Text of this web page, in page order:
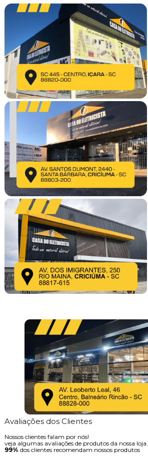
Avaliações dos Clientes
Nossos clientes falam por nós!
veja algumas avaliações de produtos da nossa loja.
99% dos clientes recomendam nossos produtos